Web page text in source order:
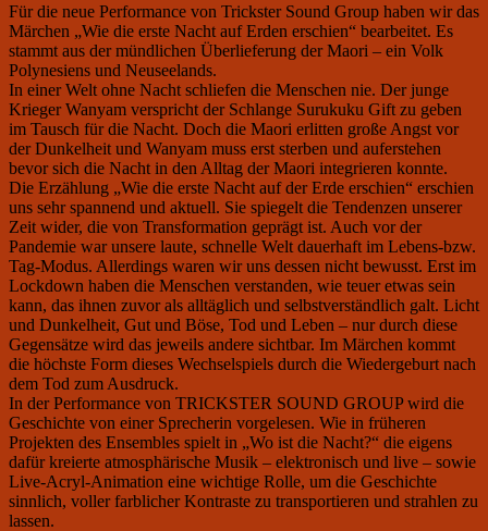
Für die neue Performance von Trickster Sound Group haben wir das
Märchen „Wie die erste Nacht auf Erden erschien“ bearbeitet. Es
stammt aus der mündlichen Überlieferung der Maori – ein Volk
Polynesiens und Neuseelands.
In einer Welt ohne Nacht schliefen die Menschen nie. Der junge
Krieger Wanyam verspricht der Schlange Surukuku Gift zu geben
im Tausch für die Nacht. Doch die Maori erlitten große Angst vor
der Dunkelheit und Wanyam muss erst sterben und auferstehen
bevor sich die Nacht in den Alltag der Maori integrieren konnte.
Die Erzählung „Wie die erste Nacht auf der Erde erschien“ erschien
uns sehr spannend und aktuell. Sie spiegelt die Tendenzen unserer
Zeit wider, die von Transformation geprägt ist. Auch vor der
Pandemie war unsere laute, schnelle Welt dauerhaft im Lebens-bzw.
Tag-Modus. Allerdings waren wir uns dessen nicht bewusst. Erst im
Lockdown haben die Menschen verstanden, wie teuer etwas sein
kann, das ihnen zuvor als alltäglich und selbstverständlich galt. Licht
und Dunkelheit, Gut und Böse, Tod und Leben – nur durch diese
Gegensätze wird das jeweils andere sichtbar. Im Märchen kommt
die höchste Form dieses Wechselspiels durch die Wiedergeburt nach
dem Tod zum Ausdruck.
In der Performance von TRICKSTER SOUND GROUPwird die
Geschichte von einer Sprecherin vorgelesen. Wie in früheren
Projekten des Ensembles spielt in „Wo ist die Nacht?“ die eigens
dafür kreierte atmosphärische Musik – elektronisch und live – sowie
Live-Acryl-Animation eine wichtige Rolle, um die Geschichte
sinnlich, voller farblicher Kontraste zu transportieren und strahlen zu
lassen.